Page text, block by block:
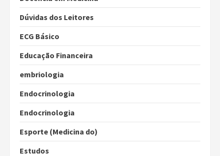
Dúvidas dos Leitores
ECG Básico
Educação Financeira
embriologia
Endocrinologia
Endocrinologia
Esporte (Medicina do)
Estudos